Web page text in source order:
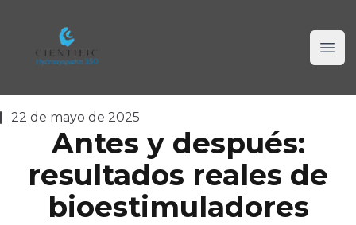
Cientific Hidroxiapatite 350
22 de mayo de 2025
Antes y después:
resultados reales de
bioestimuladores